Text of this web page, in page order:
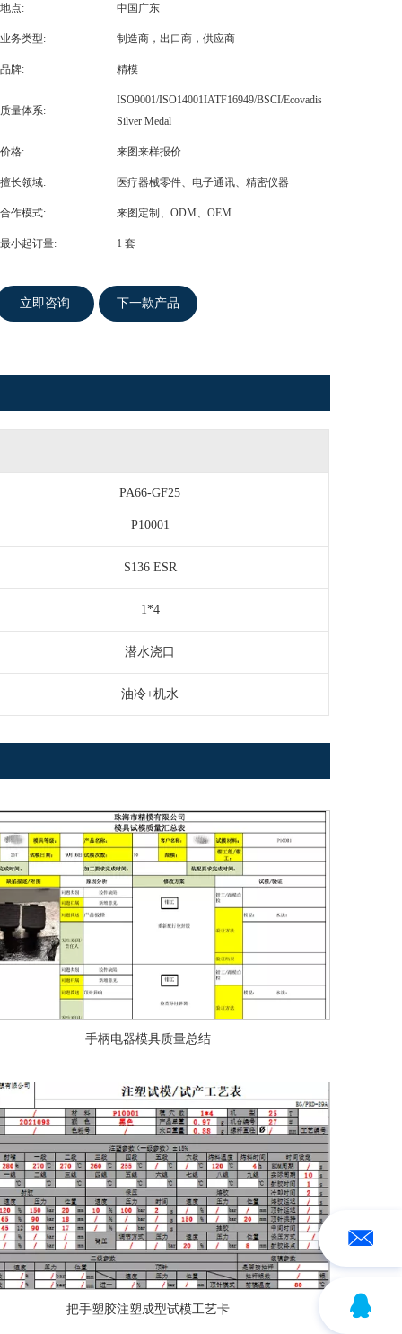
地点: 中国广东
业务类型: 制造商，出口商，供应商
品牌: 精模
质量体系:
ISO9001/ISO14001IATF16949/BSCI/Ecovadis
Silver Medal
价格: 来图来样报价
擅长领域: 医疗器械零件、电子通讯、精密仪器
合作模式: 来图定制、ODM、OEM
最小起订量: 1 套
立即咨询 下一款产品
PA66-GF25
P10001
S136 ESR
1*4
潜水浇口
油冷+机水
手柄电器模具质量总结
把手塑胶注塑成型试模工艺卡